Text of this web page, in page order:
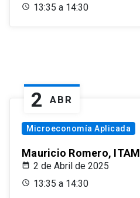
13:35 a 14:30
2 ABR
Microeconomía Aplicada
Mauricio Romero, ITAM
2 de Abril de 2025
13:35 a 14:30